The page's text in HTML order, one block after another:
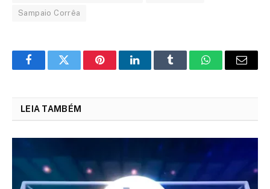
Sampaio Corrêa
FacebookTwitter PinterestLinkedInTumblr WhatsAppEmail
LEIA TAMBÉM